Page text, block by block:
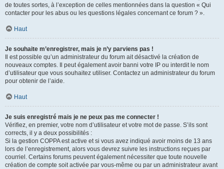
de toutes sortes, à l’exception de celles mentionnées dans la question « Qui
contacter pour les abus ou les questions légales concernant ce forum ? ».
Haut
Je souhaite m’enregistrer, mais je n’y parviens pas !
Il est possible qu’un administrateur du forum ait désactivé la création de
nouveaux comptes. Il peut également avoir banni votre IP ou interdit le nom
d’utilisateur que vous souhaitez utiliser. Contactez un administrateur du forum
pour obtenir de l’aide.
Haut
Je suis enregistré mais je ne peux pas me connecter !
Vérifiez, en premier, votre nom d’utilisateur et votre mot de passe. S’ils sont
corrects, il y a deux possibilités :
Si la gestion COPPA est active et si vous avez indiqué avoir moins de 13 ans
lors de l’enregistrement, alors vous devrez suivre les instructions reçues par
courriel. Certains forums peuvent également nécessiter que toute nouvelle
création de compte soit activée par vous-même ou par un administrateur avant